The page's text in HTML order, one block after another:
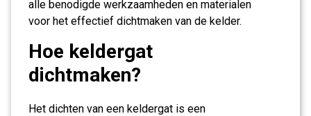
alle benodigde werkzaamheden en materialen
voor het effectief dichtmaken van de kelder.
Hoe keldergat
dichtmaken?
Het dichten van een keldergat is een